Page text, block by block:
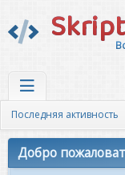
Последняя активность
Добро